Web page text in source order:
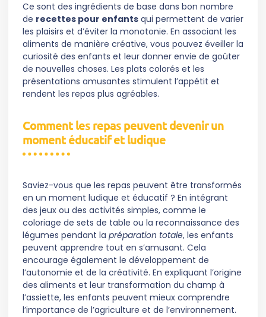
Ce sont des ingrédients de base dans bon nombre
de recettes pour enfants qui permettent de varier
les plaisirs et d’éviter la monotonie. En associant les
aliments de manière créative, vous pouvez éveiller la
curiosité des enfants et leur donner envie de goûter
de nouvelles choses. Les plats colorés et les
présentations amusantes stimulent l’appétit et
rendent les repas plus agréables.
Comment les repas peuvent devenir un
moment éducatif et ludique
Saviez-vous que les repas peuvent être transformés
en un moment ludique et éducatif ? En intégrant
des jeux ou des activités simples, comme le
coloriage de sets de table ou la reconnaissance des
légumes pendant la préparation totale, les enfants
peuvent apprendre tout en s’amusant. Cela
encourage également le développement de
l’autonomie et de la créativité. En expliquant l’origine
des aliments et leur transformation du champ à
l’assiette, les enfants peuvent mieux comprendre
l’importance de l’agriculture et de l’environnement.